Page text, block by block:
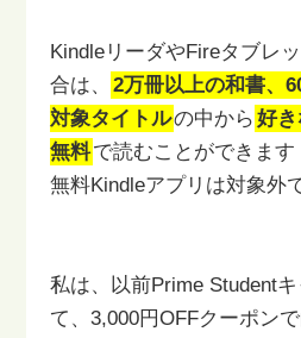
KindleリーダやFireタブレ
合は、
2万冊以上の和書、
対象タイトルの中から 好
無料で読むことができます
無料Kindleアプリは対象外
私は、以前Prime Student
て、3,000円OFFクーポン